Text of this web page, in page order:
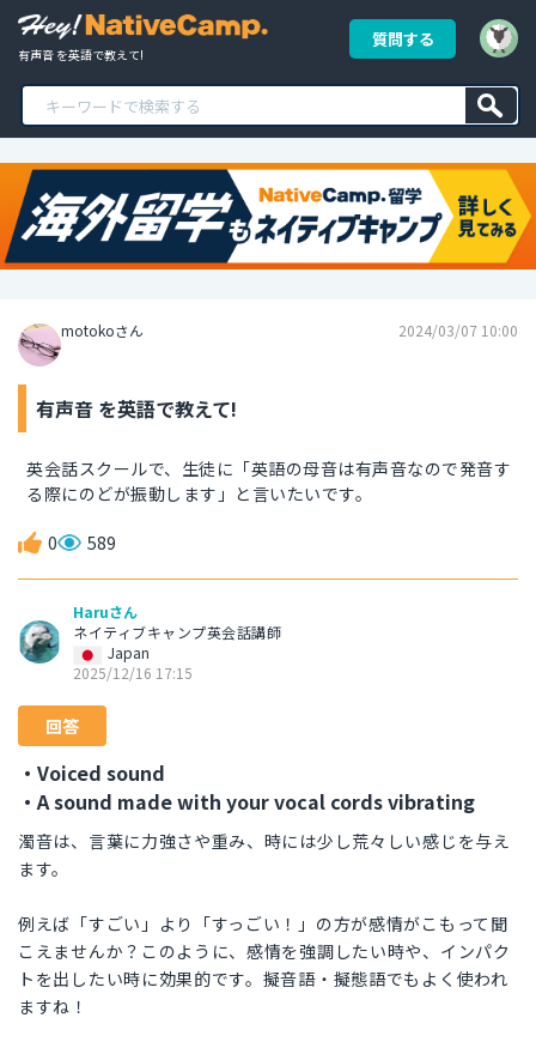
有声音 を英語で教えて!
質問する
motokoさん 2024/03/07 10:00
有声音 を英語で教えて!
英会話スクールで、生徒に「英語の母音は有声音なので発音す
る際にのどが振動します」と言いたいです。
0 589
Haruさん
ネイティブキャンプ英会話講師
Japan
2025/12/16 17:15
回答
・Voiced sound
・A sound made with your vocal cords vibrating
濁音は、言葉に力強さや重み、時には少し荒々しい感じを与え
ます。
例えば「すごい」より「すっごい！」の方が感情がこもって聞
こえませんか？このように、感情を強調したい時や、インパク
トを出したい時に効果的です。擬音語・擬態語でもよく使われ
ますね！